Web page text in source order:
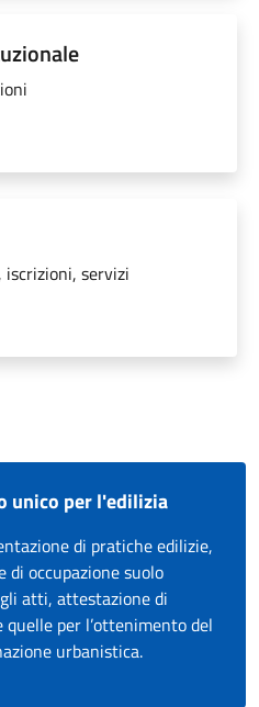
iscrizioni, servizi
unico per l'edilizia
di pratiche edilizie,
di occupazione suolo
atti, attestazione di
per l’ottenimento del
urbanistica.